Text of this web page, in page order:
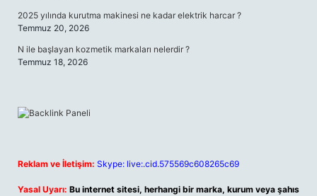
2025 yılında kurutma makinesi ne kadar elektrik harcar ?
Temmuz 20, 2026
N ile başlayan kozmetik markaları nelerdir ?
Temmuz 18, 2026
Reklam ve İletişim: Skype: live:.cid.575569c608265c69
Yasal Uyarı: Bu internet sitesi, herhangi bir marka, kurum veya şahıs